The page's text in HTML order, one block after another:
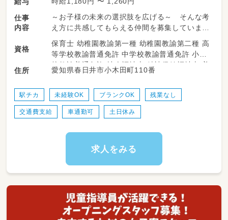
・従事すべき業務の変更あり:会社の定める業務
・就業の場所の変更の範囲あり:法人内の通勤可
能な事業所に異動の可能性あり
仕事
内容
～お子様の未来の選択肢を広げる～ そんな考
え方に共感してもらえる仲間を募集しています
♪
はぐぽんでは療育の必要なお子さまが、日常生
活における動作やルール、社会性、正しい言葉遣
課後活動をサポートしています。
学校という枠組みから卒業し、社会人となった
そんな想いを込めながら、職員も一緒に遊んだ
り身体を動かしたりしています。
また、毎日ミーティングの時間を取っています
ので、その都度、子どものことや業務・支援のこ
資格
保育士 幼稚園教諭第一種 幼稚園教諭第二種 高
等学校教諭普通免許 中学校教諭普通免許 小学
校教諭普通免許 社会福祉士 精神保健福祉士 普
通自動車運転免許
住所 愛知県春日井市小木田町110番
駅チカ 未経験OK ブランクOK 残業なし
交通費支給 車通勤可 土日休み
求人をみる